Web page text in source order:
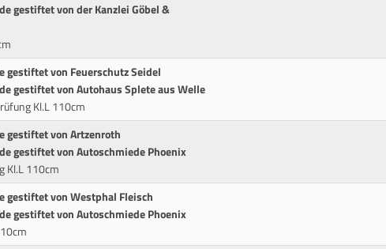
gestiftet von der Kanzlei Göbel &
gestiftet von Feuerschutz Seidel
gestiftet von Autohaus Splete aus Welle
Kl.L 110cm
gestiftet von Artzenroth
gestiftet von Autoschmiede Phoenix
Kl.L 110cm
gestiftet von Westphal Fleisch
gestiftet von Autoschmiede Phoenix